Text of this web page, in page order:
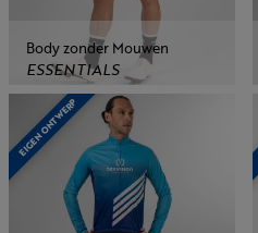
Body zonder Mouwen
ESSENTIALS
EIGEN ONTWERP